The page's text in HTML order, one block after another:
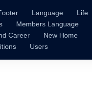
Language
Life
Members Language
Career
New Home
Users